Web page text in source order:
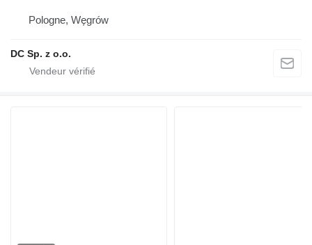
Pologne, Węgrów
DC Sp. z o.o.